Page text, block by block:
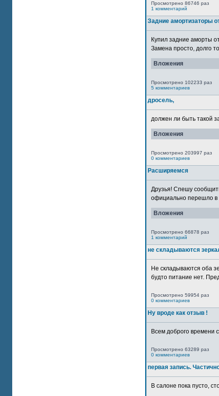
Просмотрено 86746 раз
1 комментарий
Задние амортизаторы
Купил задние аморты
Замена просто, долго
Вложения
Просмотрено 102233 раз
5 комментариев
дросель,
должен ли быть такой
Вложения
Просмотрено 203997 раз
0 комментариев
Расширяемся
Друзья! Спешу
официально перешло в
Вложения
Просмотрено 66878 раз
1 комментарий
не складываются
Не складываются оба
будто питание нет.
Просмотрено 59954 раз
0 комментариев
Ну вроде как отзыв !
Всем доброго времени
Просмотрено 63289 раз
0 комментариев
первая запись.
В салоне пока пусто,